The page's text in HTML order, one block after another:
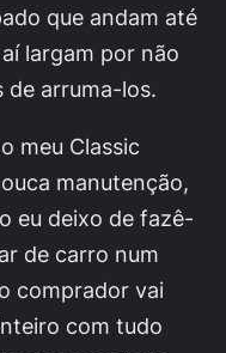
que andam até
largam por não
de arruma-los.
meu Classic
manutenção,
eu deixo de fazê-
de carro num
comprador vai
com tudo